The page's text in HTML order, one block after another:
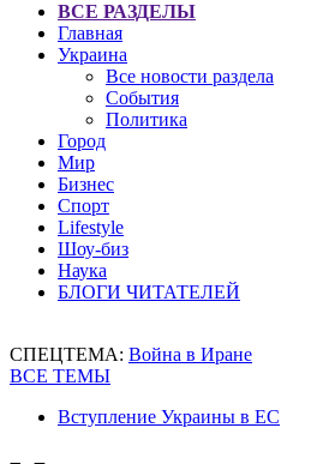
ВСЕ РАЗДЕЛЫ
Главная
Украина
Все новости раздела
События
Политика
Город
Мир
Бизнес
Спорт
Lifestyle
Шоу-биз
Наука
БЛОГИ ЧИТАТЕЛЕЙ
СПЕЦТЕМА: Война в Иране
ВСЕ ТЕМЫ
Вступление Украины в ЕС